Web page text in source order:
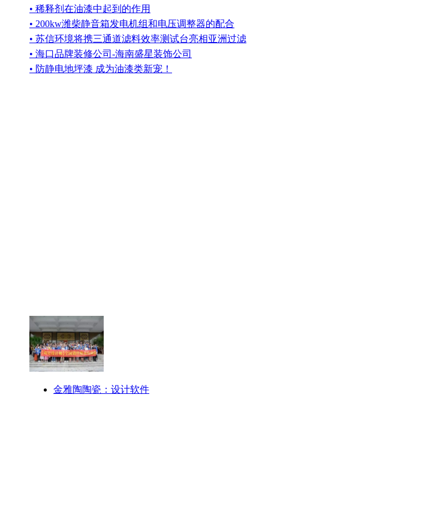
• 稀释剂在油漆中起到的作用
• 200kw潍柴静音箱发电机组和电压调整器的配合
• 苏信环境将携三通道滤料效率测试台亮相亚洲过滤
• 海口品牌装修公司-海南盛星装饰公司
• 防静电地坪漆 成为油漆类新宠！
金雅陶陶瓷：设计软件